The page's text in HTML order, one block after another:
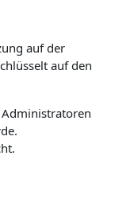
auf der
auf den